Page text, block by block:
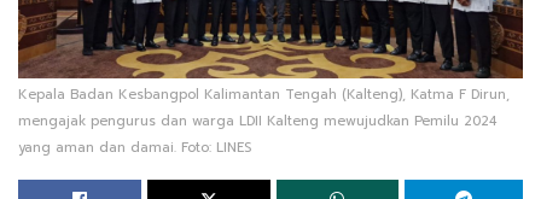
Kepala Badan Kesbangpol Kalimantan Tengah (Kalteng), Katma F Dirun,
mengajak pengurus dan warga LDII Kalteng mewujudkan Pemilu 2024
yang aman dan damai. Foto: LINES